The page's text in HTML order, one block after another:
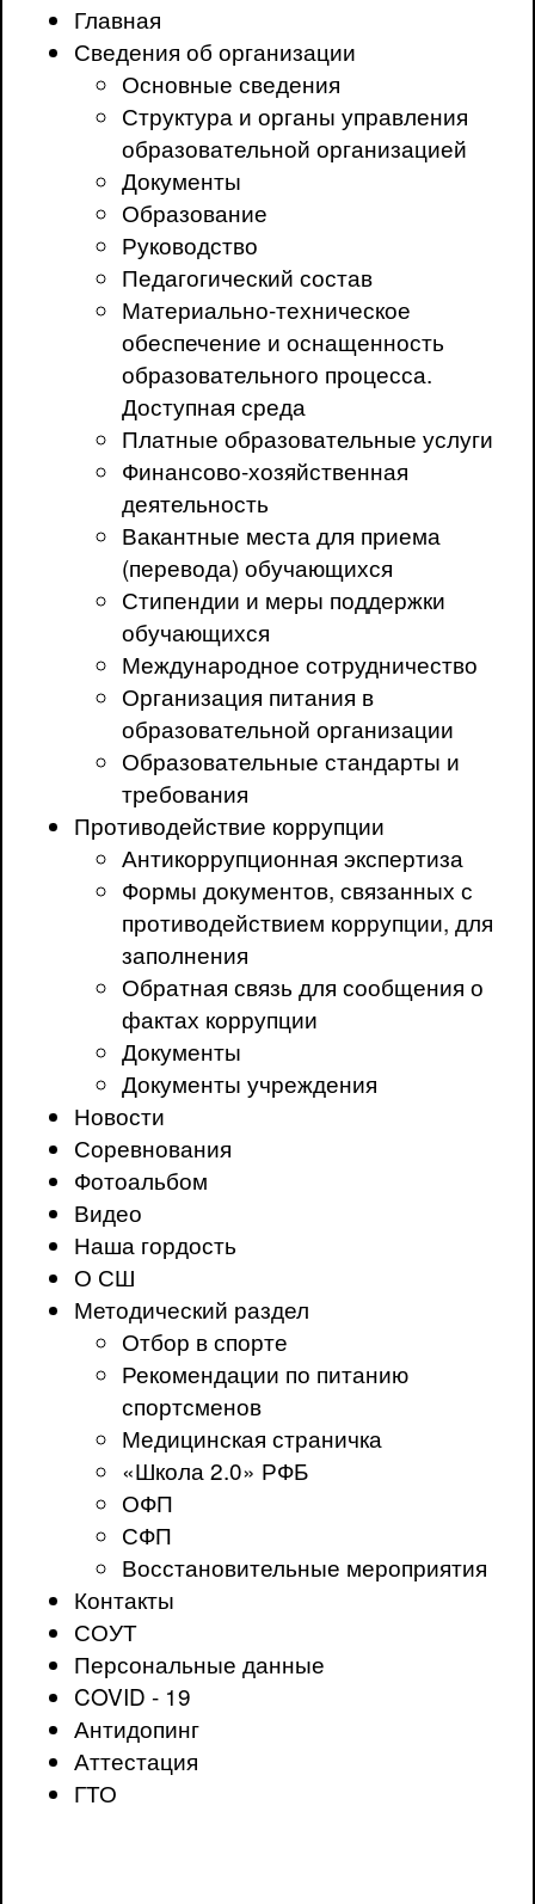
Главная
Сведения об организации
Основные сведения
Структура и органы управления
образовательной организацией
Документы
Образование
Руководство
Педагогический состав
Материально-техническое
обеспечение и оснащенность
образовательного процесса.
Доступная среда
Платные образовательные услуги
Финансово-хозяйственная
деятельность
Вакантные места для приема
(перевода) обучающихся
Стипендии и меры поддержки
обучающихся
Международное сотрудничество
Организация питания в
образовательной организации
Образовательные стандарты и
требования
Противодействие коррупции
Антикоррупционная экспертиза
Формы документов, связанных с
противодействием коррупции, для
заполнения
Обратная связь для сообщения о
фактах коррупции
Документы
Документы учреждения
Новости
Соревнования
Фотоальбом
Видео
Наша гордость
О СШ
Методический раздел
Отбор в спорте
Рекомендации по питанию
спортсменов
Медицинская страничка
«Школа 2.0» РФБ
ОФП
СФП
Восстановительные мероприятия
Контакты
СОУТ
Персональные данные
COVID - 19
Антидопинг
Аттестация
ГТО